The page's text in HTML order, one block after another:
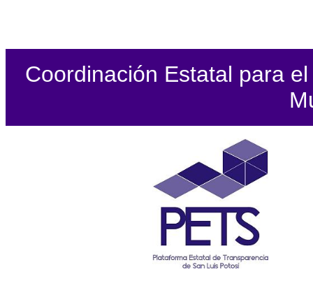
Coordinación Estatal para